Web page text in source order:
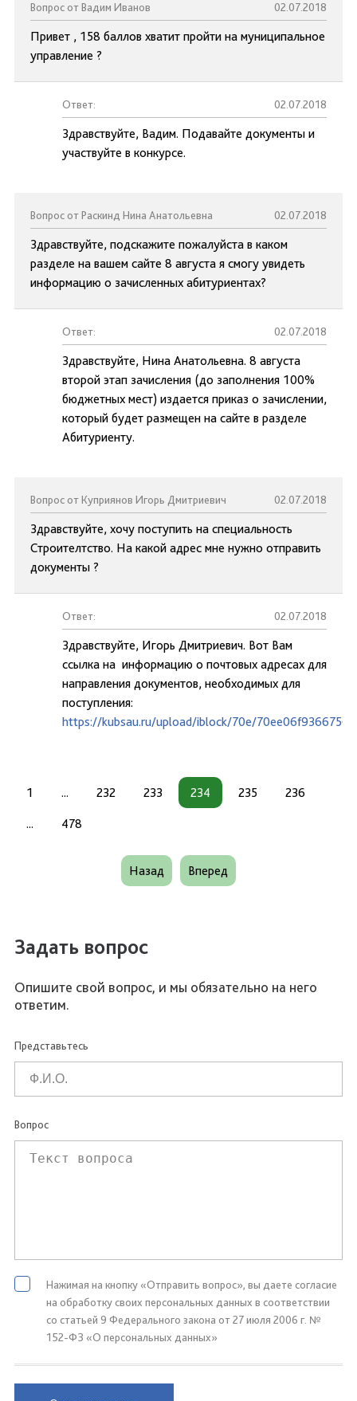
Вопрос от Вадим Иванов 02.07.2018
Привет , 158 баллов хватит пройти на муниципальное
управление ?
Ответ: 02.07.2018
Здравствуйте, Вадим. Подавайте документы и
участвуйте в конкурсе.
Вопрос от Раскинд Нина Анатольевна 02.07.2018
Здравствуйте, подскажите пожалуйста в каком
разделе на вашем сайте 8 августа я смогу увидеть
информацию о зачисленных абитуриентах?
Ответ: 02.07.2018
Здравствуйте, Нина Анатольевна. 8 августа
второй этап зачисления (до заполнения 100%
бюджетных мест) издается приказ о зачислении,
который будет размещен на сайте в разделе
Абитуриенту.
Вопрос от Куприянов Игорь Дмитриевич 02.07.2018
Здравствуйте, хочу поступить на специальность
Строителтство. На какой адрес мне нужно отправить
документы ?
Ответ: 02.07.2018
Здравствуйте, Игорь Дмитриевич. Вот Вам
ссылка на информацию о почтовых адресах для
направления документов, необходимых для
поступления:
https://kubsau.ru/upload/iblock/70e/
1 ... 232 233 234 235 236
... 478
Назад Вперед
Задать вопрос
Опишите свой вопрос, и мы обязательно на него
ответим.
Представьтесь
Вопрос
Нажимая на кнопку «Отправить вопрос», вы даете согласие
на обработку своих персональных данных в соответствии
со статьей 9 Федерального закона от 27 июля 2006 г. №
152-ФЗ «О персональных данных»